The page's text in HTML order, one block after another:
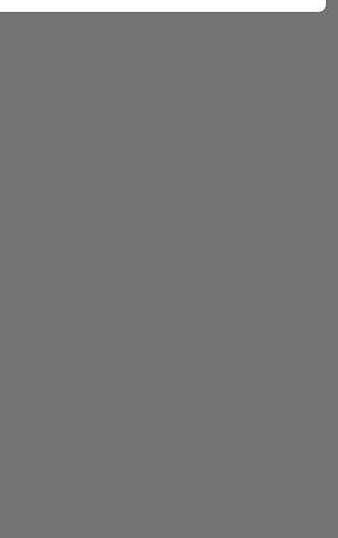
(FP&A)
Accounting and Planning